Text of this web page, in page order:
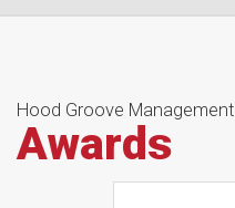
Hood Groove Management
Awards